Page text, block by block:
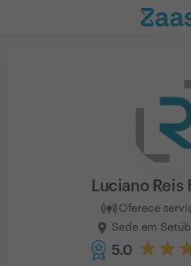
Luciano Reis
Oferece
Sede em
5.0